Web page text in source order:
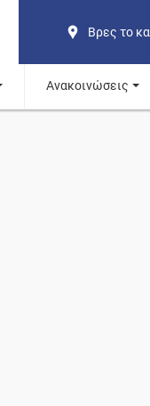
Βρες το
Ανακοινώσεις